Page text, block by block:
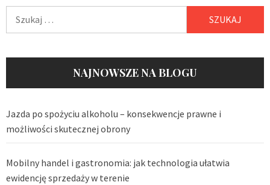
NAJNOWSZE NA BLOGU
Jazda po spożyciu alkoholu – konsekwencje prawne i
możliwości skutecznej obrony
Mobilny handel i gastronomia: jak technologia ułatwia
ewidencję sprzedaży w terenie